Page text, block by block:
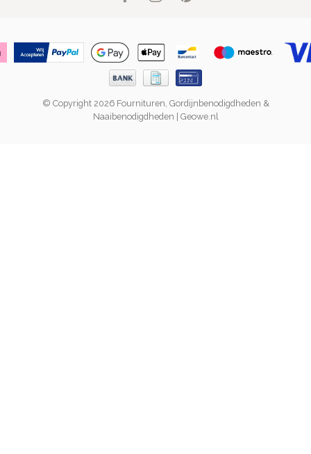
© Copyright 2026 Fournituren, Gordijnbenodigdheden &
Naaibenodigdheden | Geowe.nl